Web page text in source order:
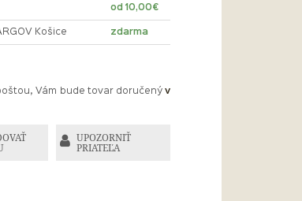
od 10,00€
Košice zdarma
Vám bude tovar doručený v
UPOZORNIŤ
PRIATEĽA